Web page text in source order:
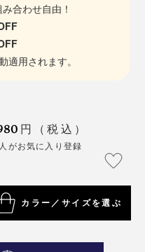
合わせ自由！
適用されます。
円（税込）
がお気に入り登録
カラー／サイズを選ぶ